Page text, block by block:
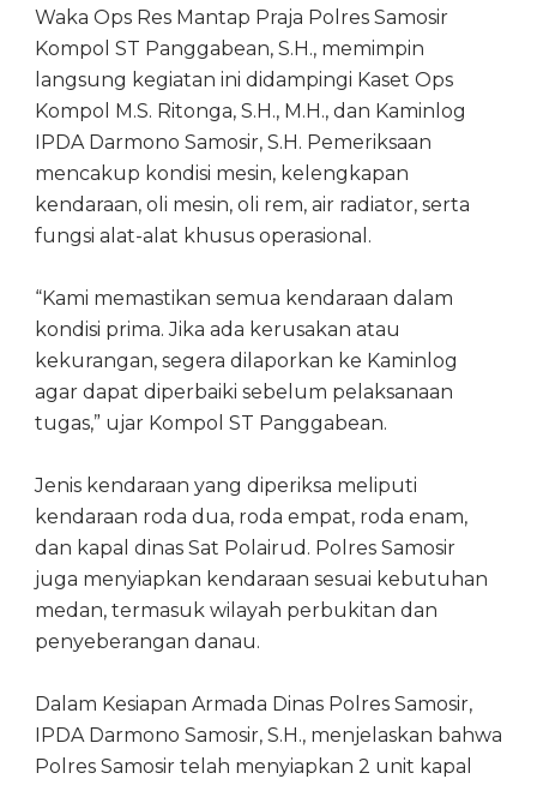
Waka Ops Res Mantap Praja Polres Samosir
Kompol ST Panggabean, S.H., memimpin
langsung kegiatan ini didampingi Kaset Ops
Kompol M.S. Ritonga, S.H., M.H., dan Kaminlog
IPDA Darmono Samosir, S.H. Pemeriksaan
mencakup kondisi mesin, kelengkapan
kendaraan, oli mesin, oli rem, air radiator, serta
fungsi alat-alat khusus operasional.
“Kami memastikan semua kendaraan dalam
kondisi prima. Jika ada kerusakan atau
kekurangan, segera dilaporkan ke Kaminlog
agar dapat diperbaiki sebelum pelaksanaan
tugas,” ujar Kompol ST Panggabean.
Jenis kendaraan yang diperiksa meliputi
kendaraan roda dua, roda empat, roda enam,
dan kapal dinas Sat Polairud. Polres Samosir
juga menyiapkan kendaraan sesuai kebutuhan
medan, termasuk wilayah perbukitan dan
penyeberangan danau.
Dalam Kesiapan Armada Dinas Polres Samosir,
IPDA Darmono Samosir, S.H., menjelaskan bahwa
Polres Samosir telah menyiapkan 2 unit kapal